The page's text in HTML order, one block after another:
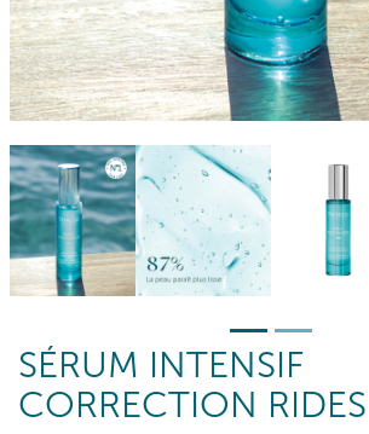
SÉRUM INTENSIF
CORRECTION RIDES